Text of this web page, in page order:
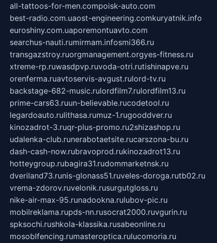
all-tattoos-for-men.compoisk-auto.com
best-radio.com.uaost-engineering.comkuryatnik.info
euroshiny.com.uaporemontuavto.com
searchus-nauti.rumirmam.infosmi366.ru
transgazstroy.ruorgmanagement.orgyes-fitness.ru
xtreme-rp.ruwasdpvp.ruvoda-otri.rutishinapve.ru
orenferma.ruavtoservis-avgust.rulord-tv.ru
backstage-682-music.rulordfilm7.rulordfilm13.ru
prime-cars63.ruun-believable.rucodetool.ru
legardoauto.rulithasa.rumuz-1.rugooddver.ru
kinozadrot-3.ruqr-plus-promo.ru2shizashop.ru
udalenka-club.runerabotaetsite.rucarszona-bu.ru
dash-cash-now.rubravoprod.rukinozadrot13.ru
hotteygroup.rubagira31.rudommarketnsk.ru
dveriland73.runis-glonass51.ruveles-doroga.rutb02.ru
vrema-zdorov.ruvelonik.rusurgutgloss.ru
nike-air-max-95.runadookna.rulubov-pic.ru
mobilreklama.rupds-nn.rusocrat2000.ruvgurin.ru
spksochi.rushkola-klassika.rusabeonline.ru
mosoblfencing.rumasteroptica.rulucomoria.ru